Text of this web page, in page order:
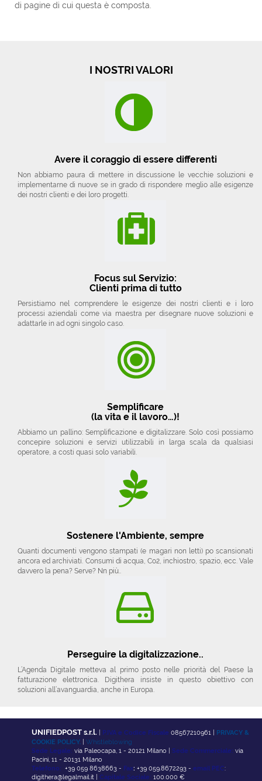
di pagine di cui questa è composta.
I NOSTRI VALORI
Avere il coraggio di essere differenti
Non abbiamo paura di mettere in discussione le vecchie soluzioni e
implementarne di nuove se in grado di rispondere meglio alle esigenze
dei nostri clienti e dei loro progetti.
Focus sul Servizio:
Clienti prima di tutto
Persistiamo nel comprendere le esigenze dei nostri clienti e i loro
processi aziendali come via maestra per disegnare nuove soluzioni e
adattarle in ad ogni singolo caso.
Semplificare
(la vita e il lavoro…)!
Abbiamo un pallino: Semplificazione e digitalizzare. Solo così possiamo
concepire soluzioni e servizi utilizzabili in larga scala da qualsiasi
operatore, a costi quasi solo variabili.
Sostenere l'Ambiente, sempre
Quanti documenti vengono stampati (e magari non letti) po scansionati
ancora ed archiviati. Consumi di acqua, Co2, inchiostro, spazio, ecc. Vale
davvero la pena? Serve? Nn più..
Perseguire la digitalizzazione..
L’Agenda Digitale metteva al primo posto nelle priorità del Paese la
fatturazione elettronica. Digithera insiste in questo obiettivo con
soluzioni all’avanguardia, anche in Europa.
UNIFIEDPOST s.r.l. P.IVA e Codice Fiscale 08567210961 | PRIVACY &
COOKIE POLICY.| Whistleblowing
Sede Legale: via Paleocapa, 1 - 20121 Milano | Sede Commerciale: via
Pacini, 11 - 20131 Milano
Telefono: +39 059 8638663 - Fax: +39 059.8672293 - email PEC:
digithera@legalmail.it | Capitale Sociale: 100.000 €